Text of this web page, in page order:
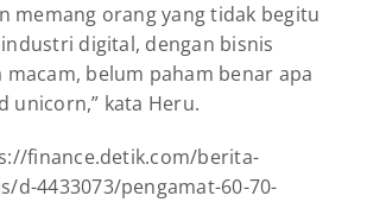
memang orang yang tidak begitu
digital, dengan bisnis
macam, belum paham benar apa
unicorn,” kata Heru.
finance.detik.com/berita-
d-4433073/pengamat-60-70-